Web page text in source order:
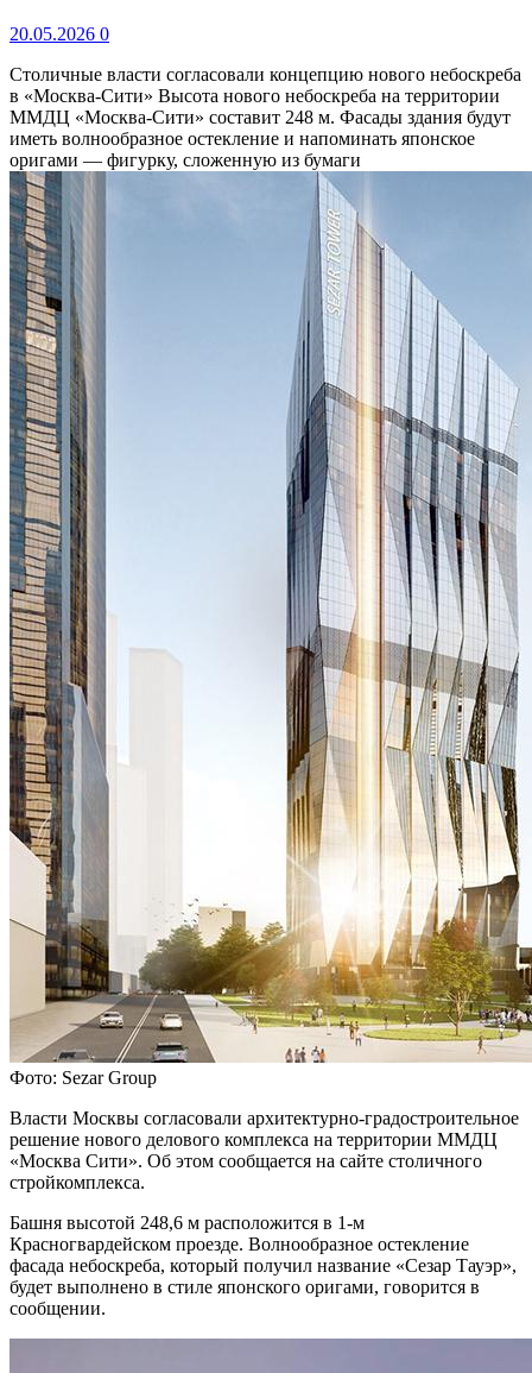
20.05.2026 0
Столичные власти согласовали концепцию нового небоскреба
в «Москва-Cити» Высота нового небоскреба на территории
ММДЦ «Москва-Сити» составит 248 м. Фасады здания будут
иметь волнообразное остекление и напоминать японское
оригами — фигурку, сложенную из бумаги
Фото: Sezar Group
Власти Москвы согласовали архитектурно-градостроительное
решение нового делового комплекса на территории ММДЦ
«Москва Сити». Об этом сообщается на сайте столичного
стройкомплекса.
Башня высотой 248,6 м расположится в 1-м
Красногвардейском проезде. Волнообразное остекление
фасада небоскреба, который получил название «Сезар Тауэр»,
будет выполнено в стиле японского оригами, говорится в
сообщении.